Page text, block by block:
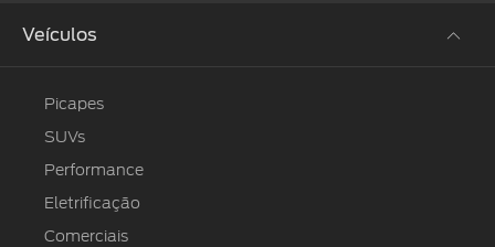
Veículos
Picapes
SUVs
Performance
Eletrificação
Comerciais